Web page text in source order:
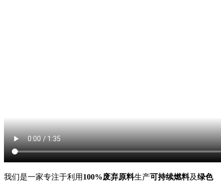
我们是一家专注于利用 100%废弃原料生产可持续燃料及绿色